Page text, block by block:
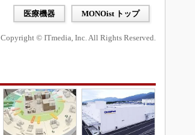
医療機器 MONOist トップ
Copyright © ITmedia, Inc. All Rights Reserved.